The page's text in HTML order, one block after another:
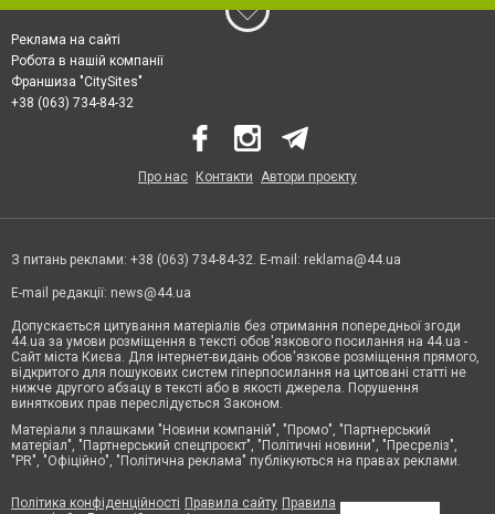
Реклама на сайті
Робота в нашій компанії
Франшиза "CitySites"
+38 (063) 734-84-32
Про нас Контакти Автори проєкту
З питань реклами: +38 (063) 734-84-32. E-mail: reklama@44.ua
E-mail редакції: news@44.ua
Допускається цитування матеріалів без отримання попередньої згоди
44.ua за умови розміщення в тексті обов'язкового посилання на 44.ua -
Сайт міста Києва. Для інтернет-видань обов'язкове розміщення прямого,
відкритого для пошукових систем гіперпосилання на цитовані статті не
нижче другого абзацу в тексті або в якості джерела. Порушення
виняткових прав переслідується Законом.
Матеріали з плашками "Новини компаній", "Промо", "Партнерський
матеріал", "Партнерський спецпроєкт", "Політичні новини", "Пресреліз",
"PR", "Офіційно", "Політична реклама" публікуються на правах реклами.
Політика конфіденційності Правила сайту Правила